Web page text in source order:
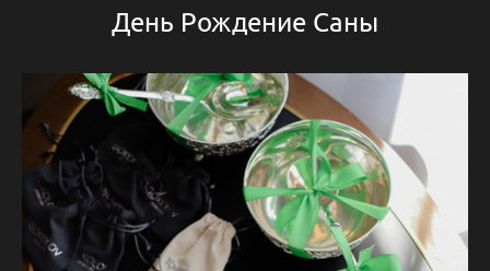
День Рождение Саны